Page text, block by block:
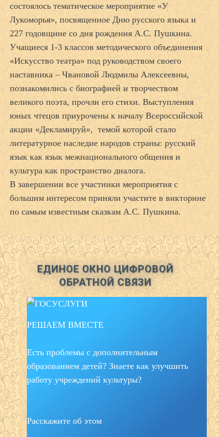
состоялось тематическое мероприятие «У
Лукоморья», посвященное Дню русского языка и
227 годовщине со дня рождения А.С. Пушкина.
Учащиеся 1-3 классов методического объединения
«Искусство театра» под руководством своего
наставника – Чвановой Людмилы Алексеевны,
познакомились с биографией и творчеством
великого поэта, прочли его стихи. Выступления
юных чтецов приурочены к началу Всероссийской
акции «Декламируй», темой которой стало
литературное наследие народов страны: русский
язык как язык межнационального общения и
культура как пространство диалога.
В завершении все участники мероприятия с
большим интересом приняли участите в викторине
по самым известным сказкам А.С. Пушкина.
ЕДИНОЕ ОКНО ЦИФРОВОЙ
ОБРАТНОЙ СВЯЗИ
РЕШАЕМ ВМЕСТЕ
Есть проблемы с дополнительным
образованием детей? Знаете как улучшить
работу учреждений культуры?
Расскажите об этом